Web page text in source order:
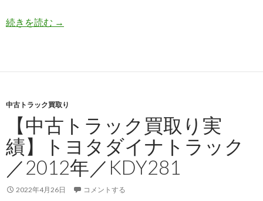
続きを読む
【中
績】
フ
ォ
ル
ク
ス
ワ
→
中古トラック買取り
【中古トラック買取り実
績】トヨタダイナトラック
／2012年／KDY281
2022年4月26日 コメントする